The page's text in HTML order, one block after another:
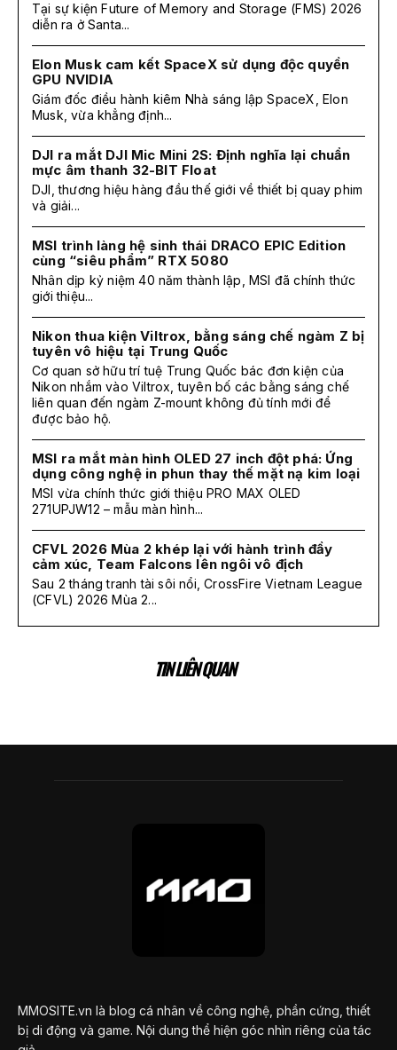
Tại sự kiện Future of Memory and Storage (FMS) 2026
diễn ra ở Santa...
Elon Musk cam kết SpaceX sử dụng độc quyền
GPU NVIDIA
Giám đốc điều hành kiêm Nhà sáng lập SpaceX, Elon
Musk, vừa khẳng định...
DJI ra mắt DJI Mic Mini 2S: Định nghĩa lại chuẩn
mực âm thanh 32-BIT Float
DJI, thương hiệu hàng đầu thế giới về thiết bị quay phim
và giải...
MSI trình làng hệ sinh thái DRACO EPIC Edition
cùng “siêu phẩm” RTX 5080
Nhân dịp kỷ niệm 40 năm thành lập, MSI đã chính thức
giới thiệu...
Nikon thua kiện Viltrox, bằng sáng chế ngàm Z bị
tuyên vô hiệu tại Trung Quốc
Cơ quan sở hữu trí tuệ Trung Quốc bác đơn kiện của
Nikon nhắm vào Viltrox, tuyên bố các bằng sáng chế
liên quan đến ngàm Z-mount không đủ tính mới để
được bảo hộ.
MSI ra mắt màn hình OLED 27 inch đột phá: Ứng
dụng công nghệ in phun thay thế mặt nạ kim loại
MSI vừa chính thức giới thiệu PRO MAX OLED
271UPJW12 – mẫu màn hình...
CFVL 2026 Mùa 2 khép lại với hành trình đầy
cảm xúc, Team Falcons lên ngôi vô địch
Sau 2 tháng tranh tài sôi nổi, CrossFire Vietnam League
(CFVL) 2026 Mùa 2...
TIN LIÊN QUAN
MMOSITE.vn là blog cá nhân về công nghệ, phần cứng, thiết
bị di động và game. Nội dung thể hiện góc nhìn riêng của tác